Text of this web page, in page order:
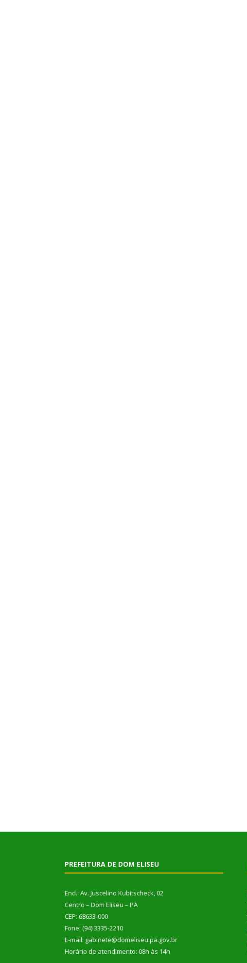
PREFEITURA DE DOM ELISEU
End.: Av. Juscelino Kubitscheck, 02
Centro – Dom Eliseu – PA
CEP: 68633-000
Fone: (94) 3335-2210
E-mail: gabinete@domeliseu.pa.gov.br
Horário de atendimento: 08h às 14h